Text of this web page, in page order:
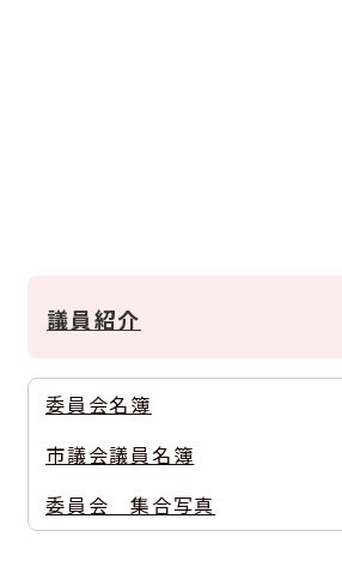
議員紹介
委員会名簿
市議会議員名簿
委員会 集合写真